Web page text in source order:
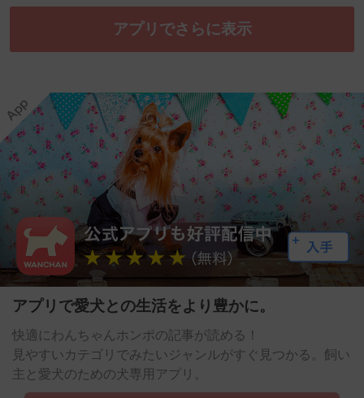
アプリでさらに表示
アプリで愛犬との生活をより豊かに。
快適にわんちゃんホンポの記事が読める！
見やすいカテゴリでみたいジャンルがすぐ見つかる。飼い
主と愛犬のための犬専用アプリ。